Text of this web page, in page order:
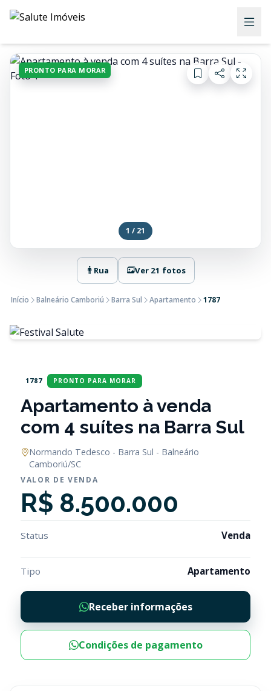
PRONTO PARA MORAR
1 / 21
Rua Ver 21 fotos
Início Balneário Camboriú Barra Sul Apartamento 1787
1787 PRONTO PARA MORAR
Apartamento à venda
com 4 suítes na Barra Sul
Normando Tedesco - Barra Sul - Balneário
Camboriú/SC
VALOR DE VENDA
R$ 8.500.000
Status Venda
Tipo Apartamento
Receber informações
Condições de pagamento